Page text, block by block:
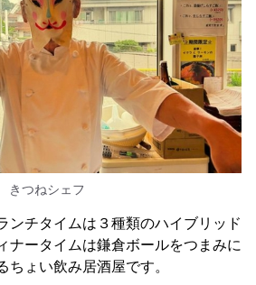
きつねシェフ
ンチタイムは３種類のハイブリッド
ナータイムは鎌倉ボールをつまみに
ちょい飲み居酒屋です。